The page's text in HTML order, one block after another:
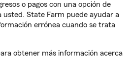
o pagos con una opción de
usted. State Farm puede ayudar a
errónea cuando se trata
obtener más información acerca